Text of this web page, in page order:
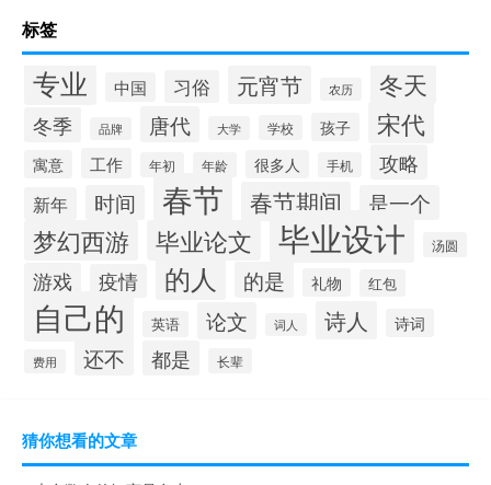
标签
专业 中国 习俗 元宵节 农历 冬天
冬季 品牌 唐代 大学 学校 孩子 宋代
寓意 工作 年初 年龄 很多人 手机 攻略
新年 时间 春节 春节期间 是一个
梦幻西游 毕业论文 毕业设计 汤圆
游戏 疫情 的人 的是 礼物 红包
自己的 英语 论文 词人 诗人 诗词
费用 还不 都是 长辈
猜你想看的文章